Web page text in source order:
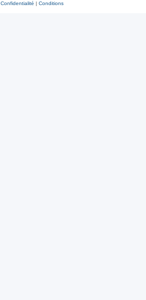
Confidentialité | Conditions